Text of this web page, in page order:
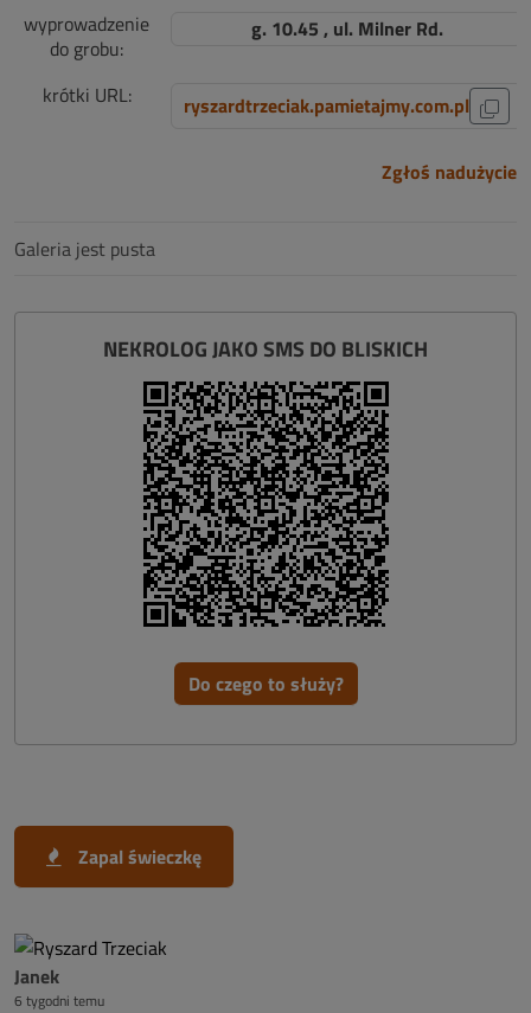
wyprowadzenie
do grobu:
g. 10.45 , ul. Milner Rd.
krótki URL: ryszardtrzeciak.pamietajmy.com.pl
Zgłoś nadużycie
Galeria jest pusta
NEKROLOG JAKO SMS DO BLISKICH
Do czego to służy?
Zapal świeczkę
Janek
6 tygodni temu